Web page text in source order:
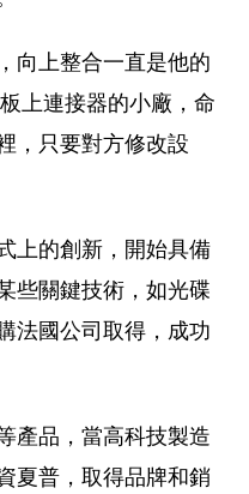
向上整合一直是他的
上連接器的小廠，命
，只要對方修改設
上的創新，開始具備
些關鍵技術，如光碟
法國公司取得，成功
產品，當高科技製造
夏普，取得品牌和銷